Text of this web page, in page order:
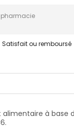
pharmacie
Satisfait ou remboursé
à base